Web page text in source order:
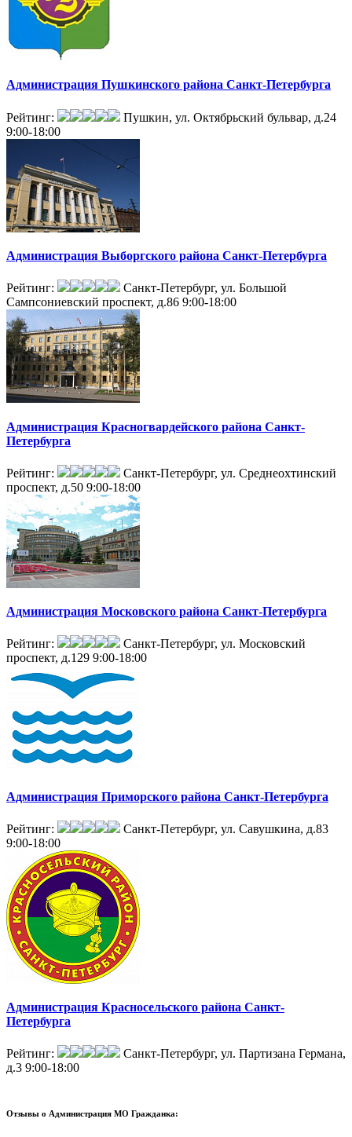
Администрация Пушкинского района Санкт-Петербурга
Рейтинг:
Пушкин, ул. Октябрьский бульвар, д.24
9:00-18:00
Администрация Выборгского района Санкт-Петербурга
Рейтинг:
Санкт-Петербург, ул. Большой
Сампсониевский проспект, д.86 9:00-18:00
Администрация Красногвардейского района Санкт-
Петербурга
Рейтинг:
Санкт-Петербург, ул. Среднеохтинский
проспект, д.50 9:00-18:00
Администрация Московского района Санкт-Петербурга
Рейтинг:
Санкт-Петербург, ул. Московский
проспект, д.129 9:00-18:00
Администрация Приморского района Санкт-Петербурга
Рейтинг:
Санкт-Петербург, ул. Савушкина, д.83
9:00-18:00
Администрация Красносельского района Санкт-
Петербурга
Рейтинг:
Санкт-Петербург, ул. Партизана Германа,
д.3 9:00-18:00
Отзывы о Администрация МО Гражданка: